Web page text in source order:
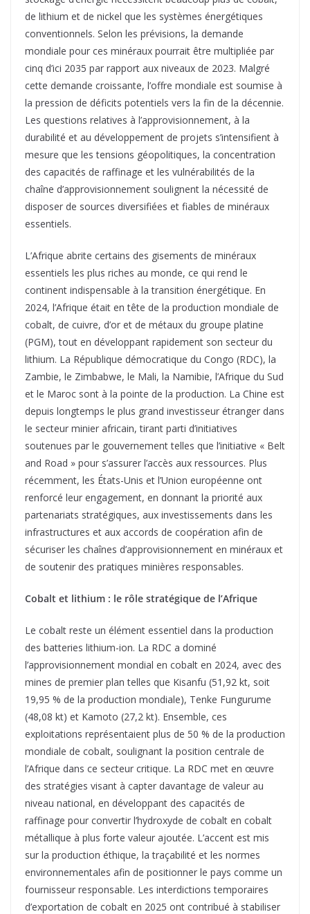
de lithium et de nickel que les systèmes énergétiques
conventionnels. Selon les prévisions, la demande
mondiale pour ces minéraux pourrait être multipliée par
cinq d’ici 2035 par rapport aux niveaux de 2023. Malgré
cette demande croissante, l’offre mondiale est soumise à
la pression de déficits potentiels vers la fin de la décennie.
Les questions relatives à l’approvisionnement, à la
durabilité et au développement de projets s’intensifient à
mesure que les tensions géopolitiques, la concentration
des capacités de raffinage et les vulnérabilités de la
chaîne d’approvisionnement soulignent la nécessité de
disposer de sources diversifiées et fiables de minéraux
essentiels.
L’Afrique abrite certains des gisements de minéraux
essentiels les plus riches au monde, ce qui rend le
continent indispensable à la transition énergétique. En
2024, l’Afrique était en tête de la production mondiale de
cobalt, de cuivre, d’or et de métaux du groupe platine
(PGM), tout en développant rapidement son secteur du
lithium. La République démocratique du Congo (RDC), la
Zambie, le Zimbabwe, le Mali, la Namibie, l’Afrique du Sud
et le Maroc sont à la pointe de la production. La Chine est
depuis longtemps le plus grand investisseur étranger dans
le secteur minier africain, tirant parti d’initiatives
soutenues par le gouvernement telles que l’initiative « Belt
and Road » pour s’assurer l’accès aux ressources. Plus
récemment, les États-Unis et l’Union européenne ont
renforcé leur engagement, en donnant la priorité aux
partenariats stratégiques, aux investissements dans les
infrastructures et aux accords de coopération afin de
sécuriser les chaînes d’approvisionnement en minéraux et
de soutenir des pratiques minières responsables.
Cobalt et lithium : le rôle stratégique de l’Afrique
Le cobalt reste un élément essentiel dans la production
des batteries lithium-ion. La RDC a dominé
l’approvisionnement mondial en cobalt en 2024, avec des
mines de premier plan telles que Kisanfu (51,92 kt, soit
19,95 % de la production mondiale), Tenke Fungurume
(48,08 kt) et Kamoto (27,2 kt). Ensemble, ces
exploitations représentaient plus de 50 % de la production
mondiale de cobalt, soulignant la position centrale de
l’Afrique dans ce secteur critique. La RDC met en œuvre
des stratégies visant à capter davantage de valeur au
niveau national, en développant des capacités de
raffinage pour convertir l’hydroxyde de cobalt en cobalt
métallique à plus forte valeur ajoutée. L’accent est mis
sur la production éthique, la traçabilité et les normes
environnementales afin de positionner le pays comme un
fournisseur responsable. Les interdictions temporaires
d’exportation de cobalt en 2025 ont contribué à stabiliser